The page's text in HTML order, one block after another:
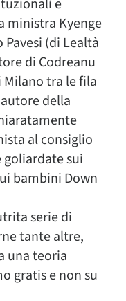
e
ministra Kyenge
(di Lealtà
di Codreanu
tra le fila
della
al consiglio
sui
bambini Down
serie di
tante altre,
una teoria
gratis e non su